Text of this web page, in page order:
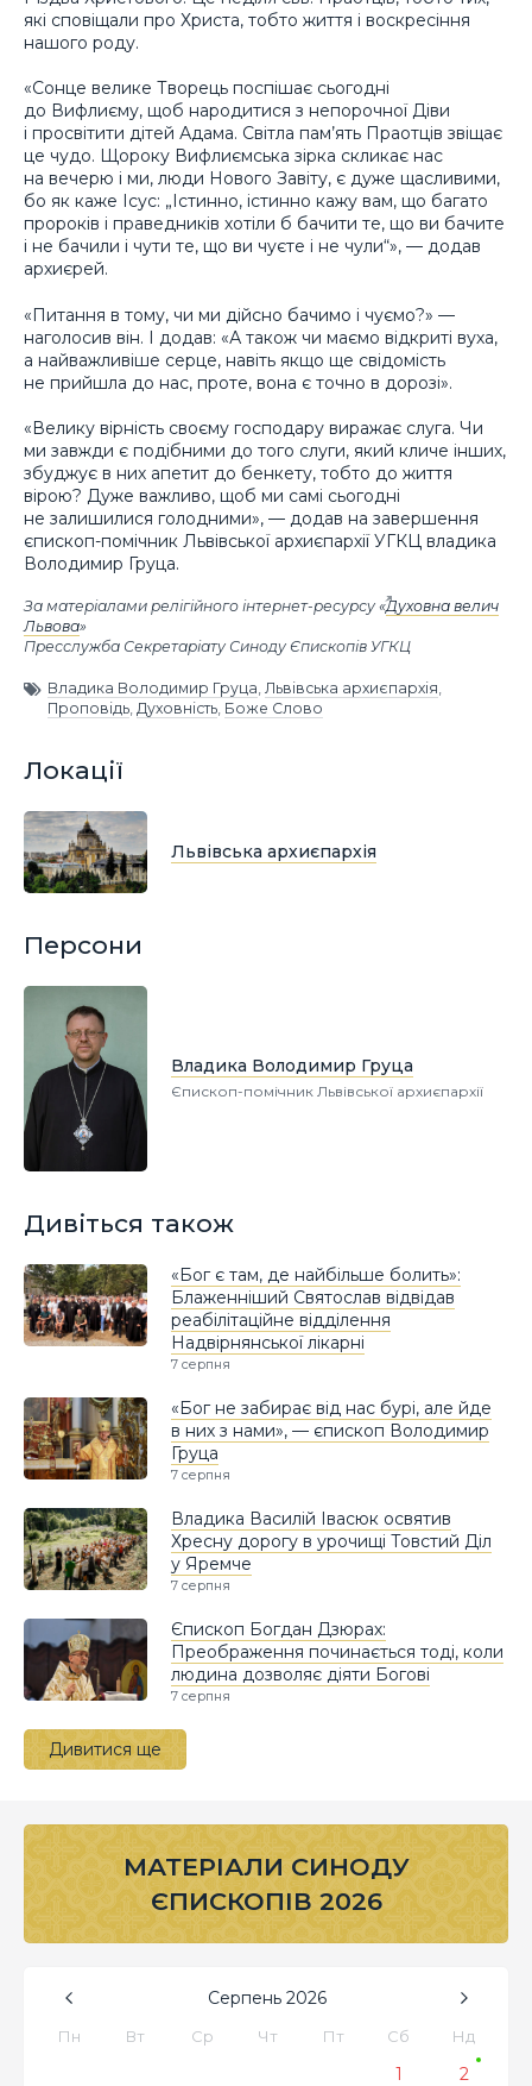
які сповіщали про Христа, тобто життя і воскресіння
нашого роду.
«Сонце велике Творець поспішає сьогодні
до Вифлиєму, щоб народитися з непорочної Діви
і просвітити дітей Адама. Світла пам’ять Праотців звіщає
це чудо. Щороку Вифлиємська зірка скликає нас
на вечерю і ми, люди Нового Завіту, є дуже щасливими,
бо як каже Ісус: „Істинно, істинно кажу вам, що багато
пророків і праведників хотіли б бачити те, що ви бачите
і не бачили і чути те, що ви чуєте і не чули“», — додав
архиєрей.
«Питання в тому, чи ми дійсно бачимо і чуємо?» —
наголосив він. І додав: «А також чи маємо відкриті вуха,
а найважливіше серце, навіть якщо ще свідомість
не прийшла до нас, проте, вона є точно в дорозі».
«Велику вірність своєму господару виражає слуга. Чи
ми завжди є подібними до того слуги, який кличе інших,
збуджує в них апетит до бенкету, тобто до життя
вірою? Дуже важливо, щоб ми самі сьогодні
не залишилися голодними», — додав на завершення
єпископ-помічник Львівської архиєпархії УГКЦ владика
Володимир Груца.
За матеріалами релігійного інтернет-ресурсу «Духовна велич
Львова»
Пресслужба Секретаріату Синоду Єпископів УГКЦ
Владика Володимир Груца Львівська архиєпархія
Проповідь Духовність Боже Слово
Локації
Львівська архиєпархія
Персони
Владика Володимир Груца
Єпископ-помічник Львівської архиєпархії
Дивіться також
«Бог є там, де найбільше болить»:
Блаженніший Святослав відвідав
реабілітаційне відділення
Надвірнянської лікарні
7 серпня
«Бог не забирає від нас бурі, але йде
в них з нами», — єпископ Володимир
Груца
7 серпня
Владика Василій Івасюк освятив
Хресну дорогу в урочищі Товстий Діл
у Яремче
7 серпня
Єпископ Богдан Дзюрах:
Преображення починається тоді, коли
людина дозволяє діяти Богові
7 серпня
Дивитися ще
МАТЕРІАЛИ СИНОДУ
ЄПИСКОПІВ 2026
Серпень 2026
Пн Вт Ср Чт Пт Сб Нд
1
2